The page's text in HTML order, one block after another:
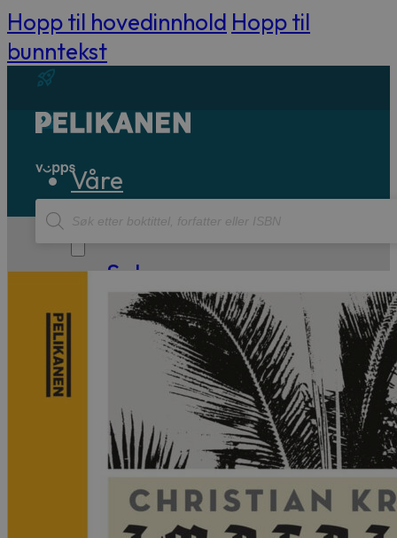
Hopp til hovedinnhold Hopp til
bunntekst
Våre
bøker
Sakprosa
Biografisk
Debatt
Essay
Kritikk
Samfunn
Skjønnlitteratur
Products
search